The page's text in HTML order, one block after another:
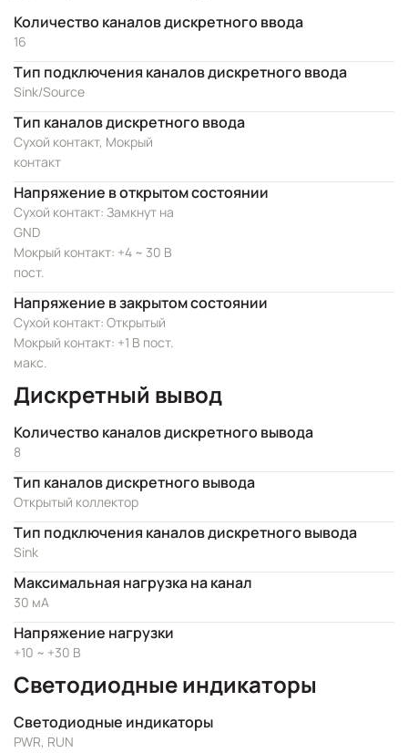
Количество каналов дискретного ввода
16
Тип подключения каналов дискретного ввода
Sink/Source
Тип каналов дискретного ввода
Сухой контакт, Мокрый
контакт
Напряжение в открытом состоянии
Сухой контакт: Замкнут на
GND
Мокрый контакт: +4 ~ 30 В
пост.
Напряжение в закрытом состоянии
Сухой контакт: Открытый
Мокрый контакт: +1 В пост.
макс.
Дискретный вывод
Количество каналов дискретного вывода
8
Тип каналов дискретного вывода
Открытый коллектор
Тип подключения каналов дискретного вывода
Sink
Максимальная нагрузка на канал
30 мА
Напряжение нагрузки
+10 ~ +30 В
Светодиодные индикаторы
Светодиодные индикаторы
PWR, RUN